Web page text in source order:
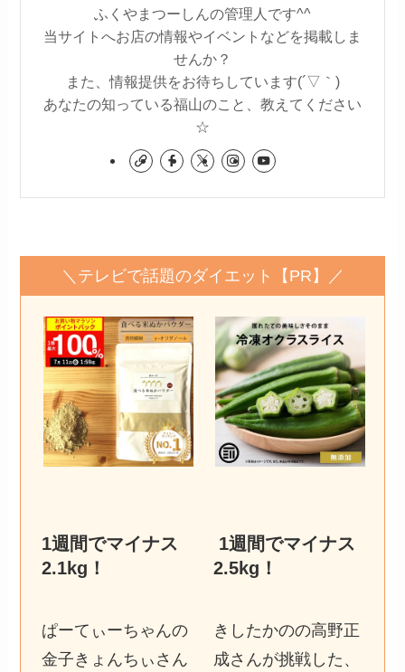
ふくやまつーしんの管理人です^^
当サイトへお店の情報やイベントなどを掲載しま
せんか？
また、情報提供をお待ちしています(´▽｀)
あなたの知っている福山のこと、教えてください
☆
＼テレビで話題のダイエット【PR】／
1週間でマイナス
2.1kg ！
ぱーてぃーちゃんの
金子きょんちぃさん
1週間でマイナス
2.5kg ！
きしたかのの高野正
成さんが挑戦した、